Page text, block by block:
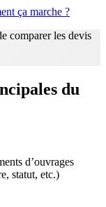
ça marche ?
comparer les devis
du
d’ouvrages
statut, etc.)